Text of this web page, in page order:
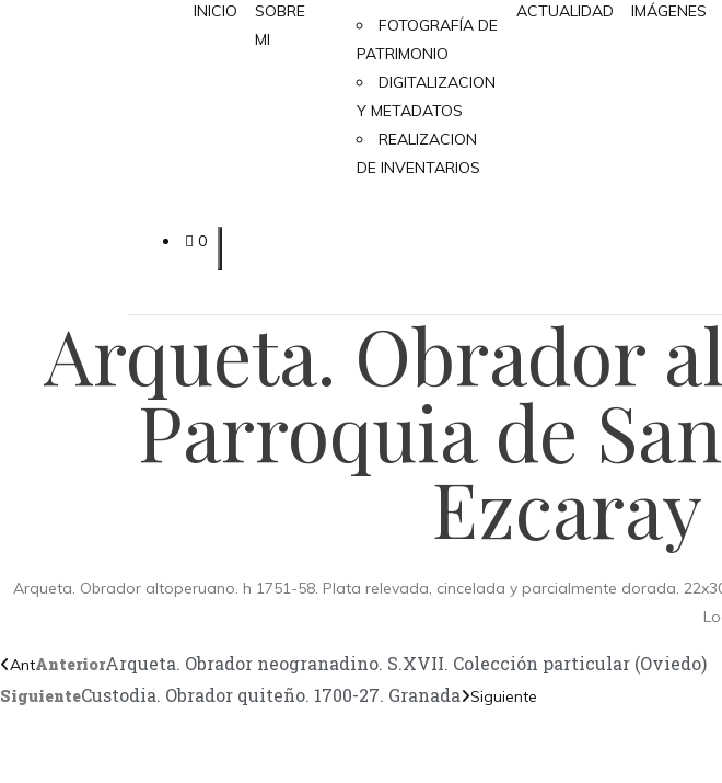
INICIO
SOBRE
MI
FOTOGRAFÍA DE
PATRIMONIO
DIGITALIZACION
Y METADATOS
REALIZACION
DE INVENTARIOS
ACTUALIDAD
IMÁGENES
0
Arqueta. Obrador
Parroquia de
Arqueta. Obrador altoperuano. h 1751-58. Plata relevada, cincelada y parcialmente dorada.
AntAnteriorArqueta. Obrador neogranadino. S.XVII. Colección particular (Oviedo)
SiguienteCustodia. Obrador quiteño. 1700-27. Granada Siguiente